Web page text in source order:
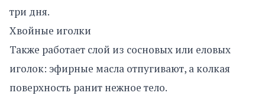
три дня.
Хвойные иголки
Также работает слой из сосновых или еловых
иголок: эфирные масла отпугивают, а колкая
поверхность ранит нежное тело.